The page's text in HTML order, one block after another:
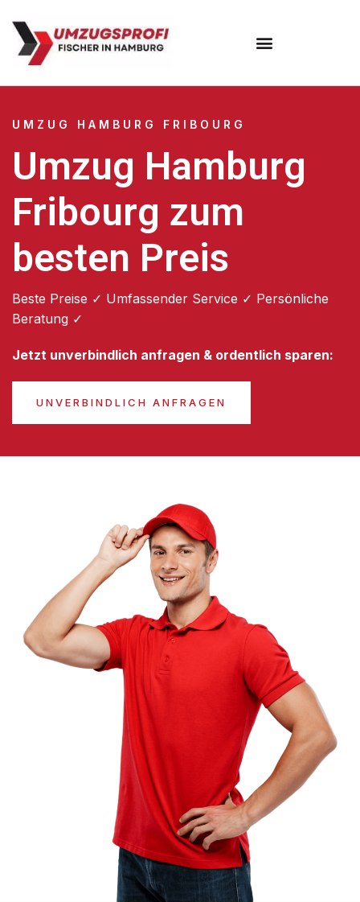
UMZUG HAMBURG FRIBOURG
Umzug Hamburg
Fribourg zum
besten Preis
Beste Preise ✓ Umfassender Service ✓ Persönliche
Beratung ✓
Jetzt unverbindlich anfragen & ordentlich sparen:
UNVERBINDLICH ANFRAGEN